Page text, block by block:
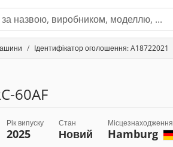
Ідентифікатор оголошення: A18722021
60AF
Рік випуску
2025
Стан
Новий
Місцезнаходження
Hamburg